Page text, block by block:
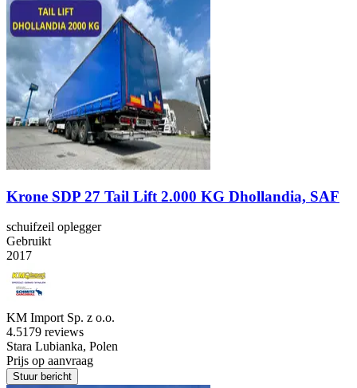
Krone SDP 27 Tail Lift 2.000 KG Dhollandia, SAF
schuifzeil oplegger
Gebruikt
2017
KM Import Sp. z o.o.
4.5179 reviews
Stara Lubianka, Polen
Prijs op aanvraag
Stuur bericht